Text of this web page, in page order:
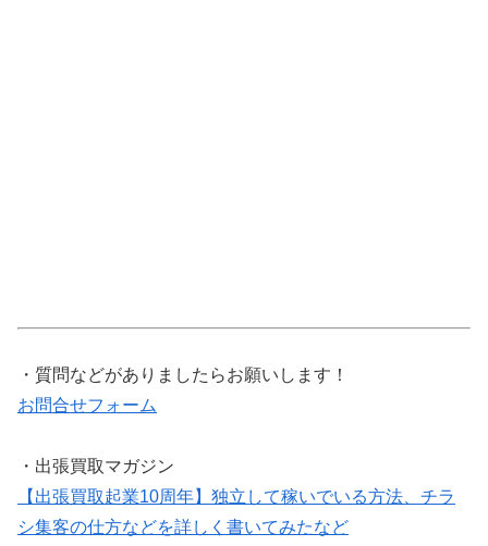
・質問などがありましたらお願いします！
お問合せフォーム
・出張買取マガジン
【出張買取起業10周年】独立して稼いでいる方法、チラ
シ集客の仕方などを詳しく書いてみたなど